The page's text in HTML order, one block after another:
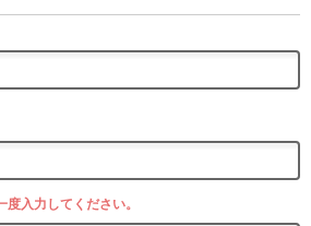
入力してください。